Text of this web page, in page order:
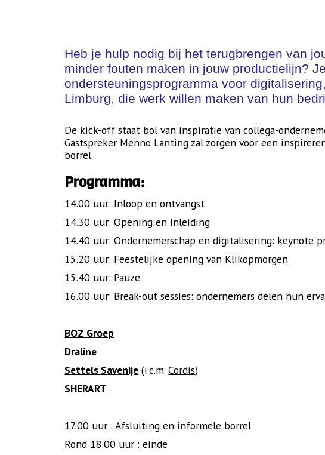
Heb je hulp nodig bij het terugbrengen van
minder fouten maken in jouw productielijn?
ondersteuningsprogramma voor
Limburg, die werk willen maken van hun
De kick-off staat bol van inspiratie van collega-
Gastspreker Menno Lanting zal zorgen voor een
borrel.
Programma:
14.00 uur: Inloop en ontvangst
14.30 uur: Opening en inleiding
14.40 uur: Ondernemerschap en digitalisering: keynote
15.20 uur: Feestelijke opening van Klikopmorgen
15.40 uur: Pauze
16.00 uur: Break-out sessies: ondernemers delen hun
BOZ Groep
Draline
Settels Savenije (i.c.m.Cordis)
SHERART
17.00 uur : Afsluiting en informele borrel
Rond 18.00 uur : einde